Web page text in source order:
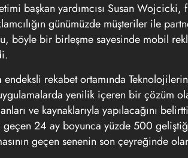
başkan yardımcısı Susan Wojcicki,
günümüzde müşteriler ile
böyle bir birleşme sayesinde mobil
endeksli rekabet ortamında
yenilik içeren bir çözüm
ve kaynaklarıyla yapılacağını
geçen 24 ay boyunca yüzde 500
geçen senenin son çeyreğinde